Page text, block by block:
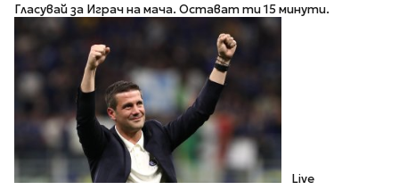
Гласувай за Играч на мача. Остават ти 15 минути.
Live